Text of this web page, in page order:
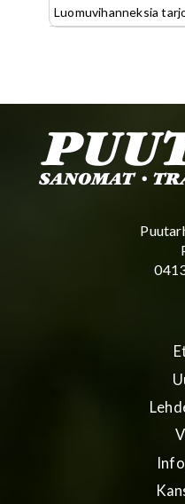
Luomuvihanneksia